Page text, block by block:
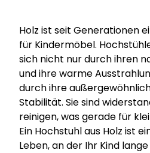
Holz ist seit Generationen
für Kindermöbel.
sich nicht nur durch ihren
und ihre warme
durch ihre
Stabilität. Sie sind
reinigen, was gerade für
Ein Hochstuhl aus Holz ist
Leben, an der Ihr Kind